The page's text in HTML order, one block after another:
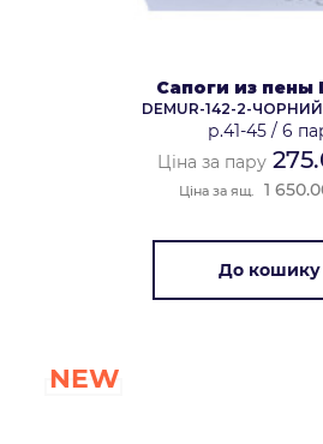
Сапоги из пены
DEMUR-142-2-
р.41-45 / 6
Ціна за пару
Ціна за ящ. 1
До кошику
NEW